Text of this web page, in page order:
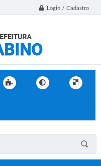
Login / Cadastro